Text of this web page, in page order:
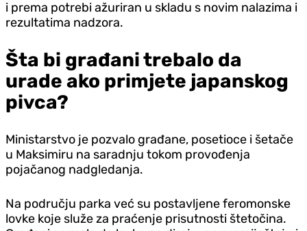
i prema potrebi ažuriran u skladu s novim nalazima i
rezultatima nadzora.
Šta bi građani trebalo da
urade ako primjete japanskog
pivca?
Ministarstvo je pozvalo građane, posetioce i šetače
u Maksimiru na saradnju tokom provođenja
pojačanog nadgledanja.
Na području parka već su postavljene feromonske
lovke koje služe za praćenje prisutnosti štetočina.